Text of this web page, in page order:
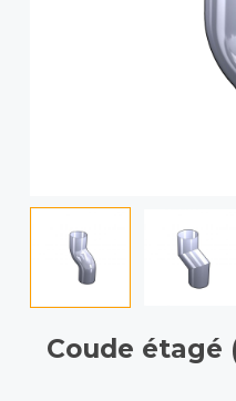
Coude étagé